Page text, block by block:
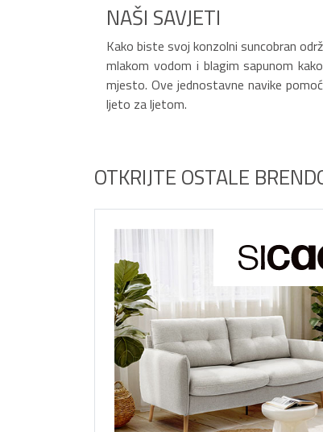
NAŠI SAVJETI
Kako biste svoj konzolni suncobran
mlakom vodom i blagim sapunom
mjesto. Ove jednostavne navike
ljeto za ljetom.
OTKRIJTE OSTALE